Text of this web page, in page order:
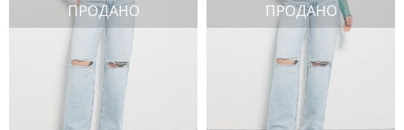
ПРОДАНО ПРОДАНО